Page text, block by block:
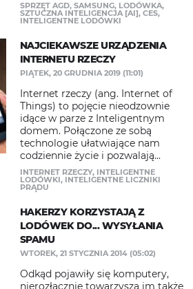
SPRZĘT AGD, SAMSUNG, LODÓWKA,
SZTUCZNA INTELIGENCJA [AI], CES,
INTELIGENTNE LODÓWKI
NAJCIEKAWSZE URZĄDZENIA
INTERNETU RZECZY
PIĄTEK, 20 GRUDNIA 2019 (11:01)
Internet rzeczy (ang. Internet of
Things) to pojęcie nieodzownie
idące w parze z Inteligentnym
domem. Połączone ze sobą
technologie ułatwiające nam
codziennie życie i pozwalają...
INTERNET RZECZY, INTELIGENTNE
LODÓWKI, INTELIGENTNE LICZNIKI
PRĄDU
HAKERZY KORZYSTAJĄ Z
LODÓWEK DO... WYSYŁANIA
SPAMU
WTOREK, 21 STYCZNIA 2014 (05:02)
Odkąd pojawiły się komputery,
nierozłącznie towarzyszą im także